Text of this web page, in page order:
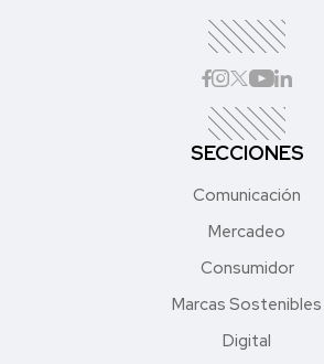
SECCIONES
Comunicación
Mercadeo
Consumidor
Marcas Sostenibles
Digital